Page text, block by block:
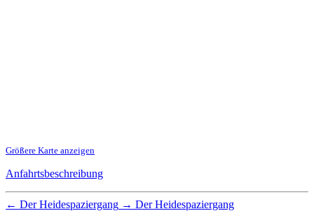
Größere Karte anzeigen
Anfahrtsbeschreibung
← Der Heidespaziergang → Der Heidespaziergang